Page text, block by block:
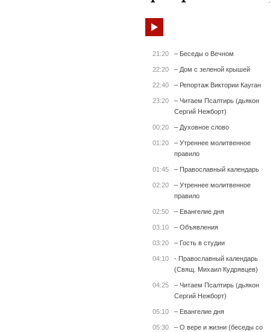
21:20 – Беседы о Вечном
22:20 – Дом с зеленой крышей
22:40 – Репортаж Виктории Кауган
23:20
– Читаем Псалтирь (дьякон
Сергий Нежборт)
00:20 – Духовное слово
01:20
– Утреннее молитвенное
правило
01:45 – Православный календарь
02:20
– Утреннее молитвенное
правило
02:50 – Евангелие дня
03:10 – Объявления
03:20 – Гость в студии
04:10
- Православный календарь
(Свящ. Михаил Кудрявцев)
04:25
– Читаем Псалтирь (дьякон
Сергий Нежборт)
05:10 – Евангелие дня
05:30
– О вере и жизни (беседы со